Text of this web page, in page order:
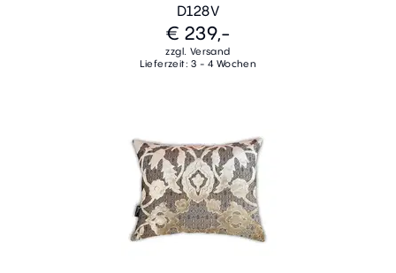
D128V
€ 239,-
zzgl. Versand
Lieferzeit: 3 - 4 Wochen